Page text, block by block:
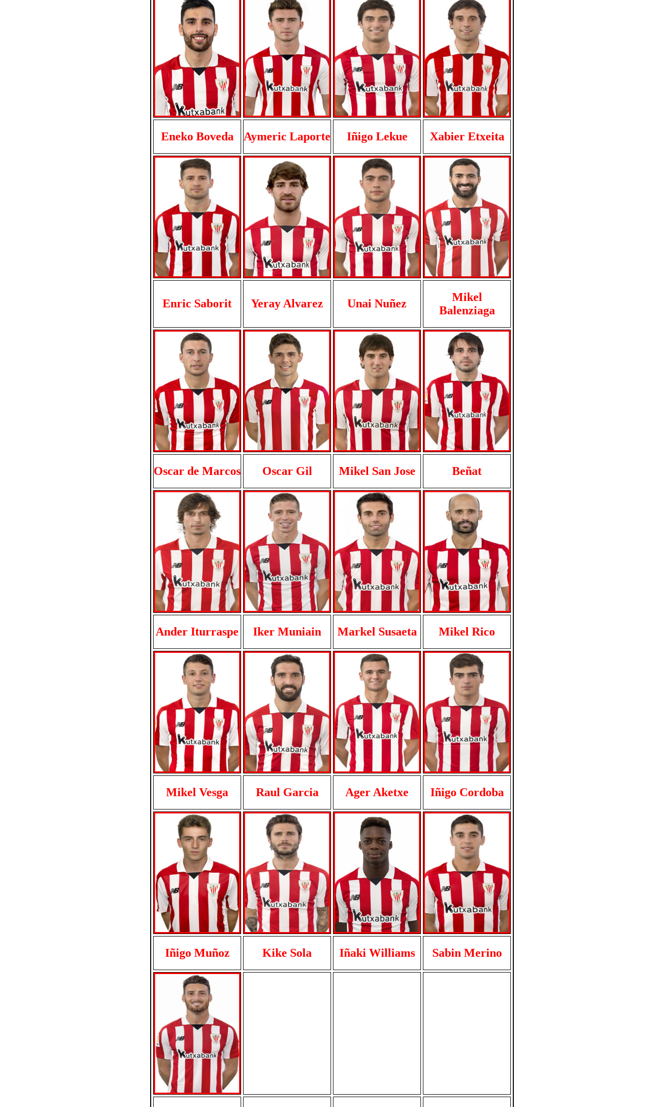
Eneko Boveda Aymeric Laporte Iñigo Lekue Xabier Etxeita
Enric Saborit Yeray Alvarez Unai Nuñez
Mikel
Balenziaga
Oscar de Marcos Oscar Gil Mikel San Jose Beñat
Ander Iturraspe Iker Muniain Markel Susaeta Mikel Rico
Mikel Vesga Raul Garcia Ager Aketxe Iñigo Cordoba
Iñigo Muñoz Kike Sola Iñaki Williams Sabin Merino